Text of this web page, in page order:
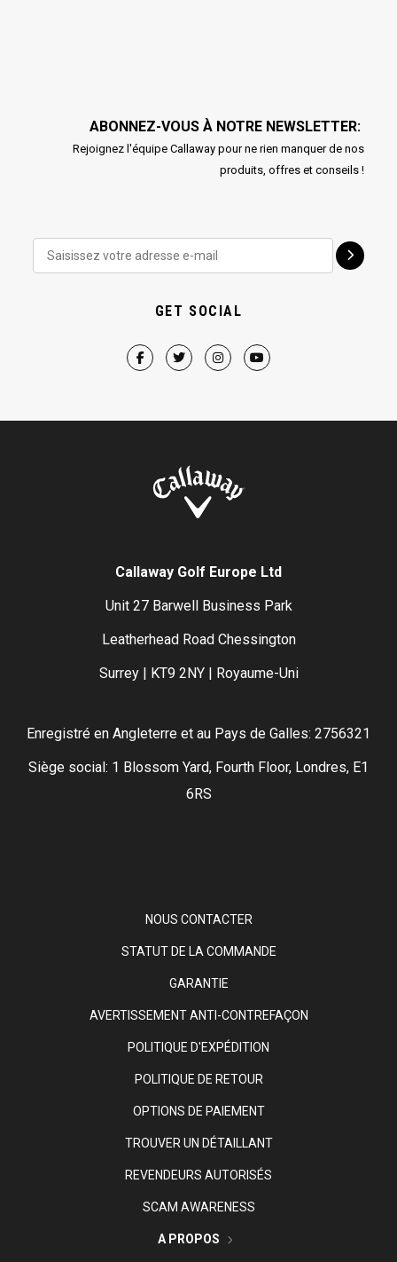
ABONNEZ-VOUS À NOTRE NEWSLETTER:
Rejoignez l'équipe Callaway pour ne rien manquer de nos
produits, offres et conseils !
GET SOCIAL
Callaway Golf Europe Ltd
Unit 27 Barwell Business Park
Leatherhead Road Chessington
Surrey | KT9 2NY | Royaume-Uni
Enregistré en Angleterre et au Pays de Galles: 2756321
Siège social: 1 Blossom Yard, Fourth Floor, Londres, E1
6RS
NOUS CONTACTER
STATUT DE LA COMMANDE
GARANTIE
AVERTISSEMENT ANTI-CONTREFAÇON
POLITIQUE D'EXPÉDITION
POLITIQUE DE RETOUR
OPTIONS DE PAIEMENT
TROUVER UN DÉTAILLANT
REVENDEURS AUTORISÉS
SCAM AWARENESS
A PROPOS